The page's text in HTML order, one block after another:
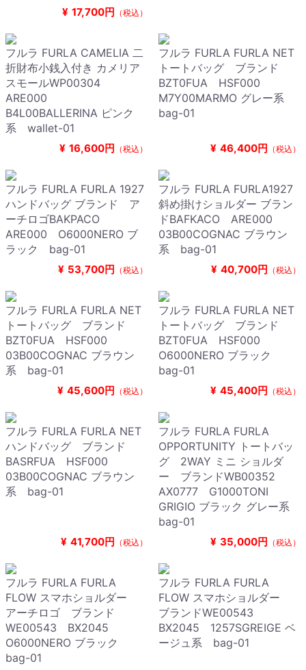
¥ 17,700円 （税込）
フルラ FURLA CAMELIA 二
折財布小銭入付き カメリア
スモールWP00304
ARE000
B4L00BALLERINA ピンク
系 wallet-01
¥ 16,600円 （税込）
フルラ FURLA FURLA NET
トートバッグ ブランド
BZT0FUA HSF000
M7Y00MARMO グレー系
bag-01
¥ 46,400円 （税込）
フルラ FURLA FURLA 1927
ハンドバッグ ブランド ア
ーチロゴBAKPACO
ARE000 O6000NERO ブ
ラック bag-01
¥ 53,700円 （税込）
フルラ FURLA FURLA1927
斜め掛けショルダー ブラン
ドBAFKACO ARE000
03B00COGNAC ブラウン
系 bag-01
¥ 40,700円 （税込）
フルラ FURLA FURLA NET
トートバッグ ブランド
BZT0FUA HSF000
03B00COGNAC ブラウン
系 bag-01
¥ 45,600円 （税込）
フルラ FURLA FURLA NET
トートバッグ ブランド
BZT0FUA HSF000
O6000NERO ブラック
bag-01
¥ 45,400円 （税込）
フルラ FURLA FURLA NET
ハンドバッグ ブランド
BASRFUA HSF000
03B00COGNAC ブラウン
系 bag-01
¥ 41,700円 （税込）
フルラ FURLA FURLA
OPPORTUNITY トートバッ
グ 2WAY ミニ ショルダ
ー ブランドWB00352
AX0777 G1000TONI
GRIGIO ブラック グレー系
bag-01
¥ 35,000円 （税込）
フルラ FURLA FURLA
FLOW スマホショルダー
アーチロゴ ブランド
WE00543 BX2045
O6000NERO ブラック
bag-01
フルラ FURLA FURLA
FLOW スマホショルダー
ブランドWE00543
BX2045 1257SGREIGE ベ
ージュ系 bag-01